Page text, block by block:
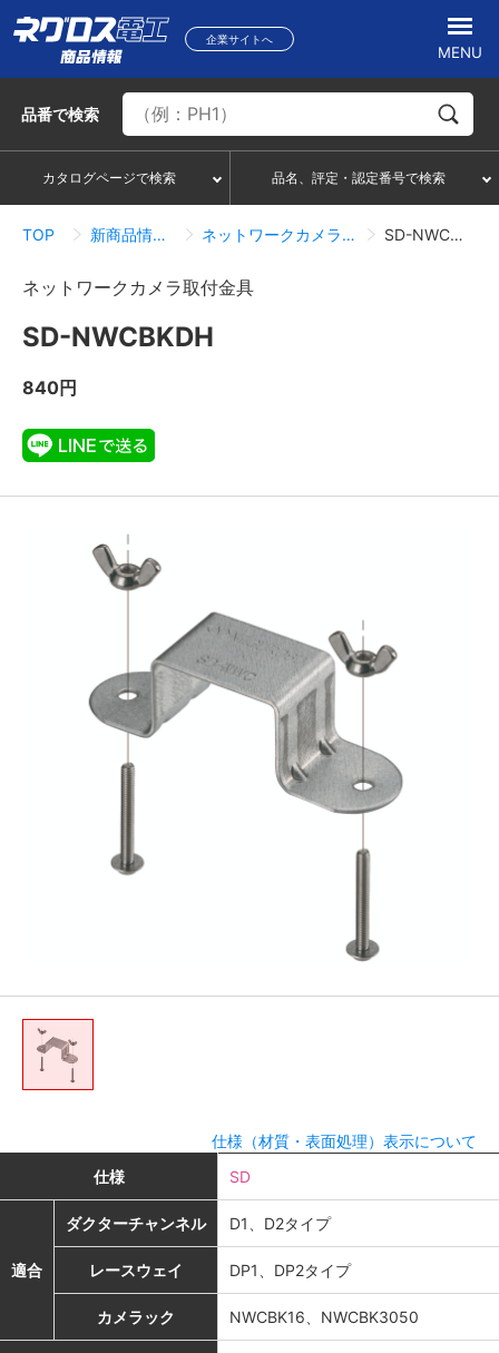
企業サイトへ
MENU
品番で検索
カタログページで検索 品名、評定・認定番号で検索
TOP 新商品情報一覧 ネットワークカメラ取付金具 SD-NWCBKDH
ネットワークカメラ取付金具
SD-NWCBKDH
840円
仕様（材質・表面処理）表示について
仕様
SD
適合
ダクターチャンネル D1、D2タイプ
レースウェイ DP1、DP2タイプ
カメラック NWCBK16、NWCBK3050